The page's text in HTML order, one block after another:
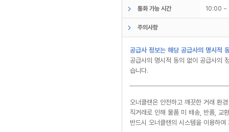
통화 가능 시간 10:00
주의사항
공급사 정보는 해당 공급사의 명시적
공급사의 명시적 동의 없이 공급사의
습니다.
오너클랜은 안전하고 깨끗한 거래 환
직거래로 인해 물품 미 배송, 반품, 교
반드시 오너클랜의 시스템을 이용하